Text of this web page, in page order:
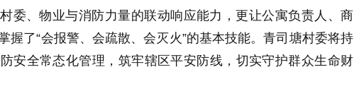
委、物业与消防力量的联动响应能力，更让公寓负责人、商
握了“会报警、会疏散、会灭火”的基本技能。青司塘村委将持
安全常态化管理，筑牢辖区平安防线，切实守护群众生命财